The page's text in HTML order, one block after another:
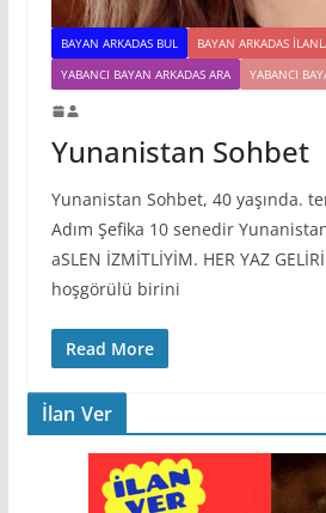
BAYAN ARKADAS BUL
BAYAN ARKADAS
YABANCI BAYAN ARKADAS ARA
YABANCI
Yunanistan Sohbet
Yunanistan Sohbet, 40 yaşında.
Adım Şefika 10 senedir
aSLEN İZMİTLİYİM. HER YAZ
hoşgörülü birini
Read More
İlan Ver